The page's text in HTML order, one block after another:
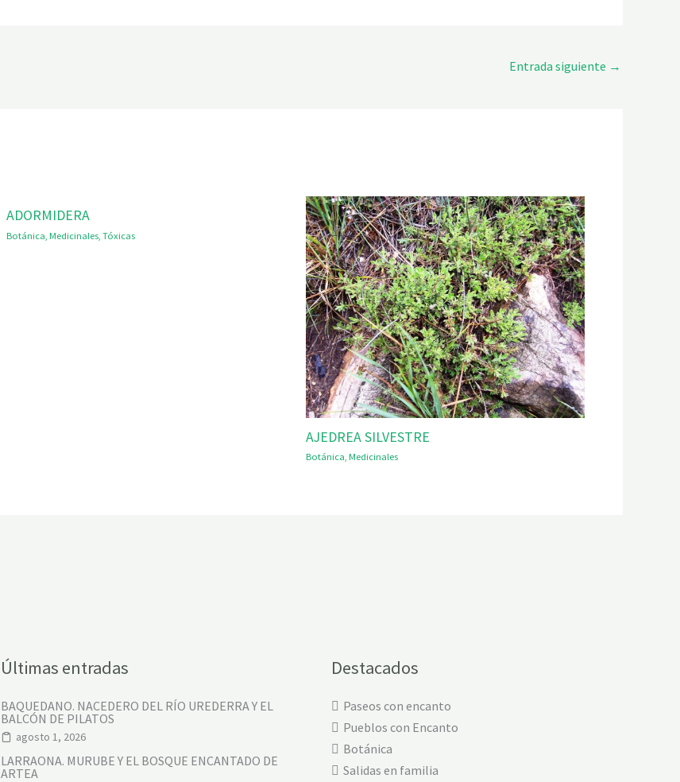
Entrada siguiente →
ADORMIDERA
Botánica ,Medicinales ,Tóxicas
AJEDREA SILVESTRE
Botánica Medicinales
Últimas entradas
BAQUEDANO. NACEDERO DEL RÍO UREDERRA Y EL
BALCÓN DE PILATOS
agosto 1, 2026
LARRAONA. MURUBE Y EL BOSQUE ENCANTADO DE
ARTEA
Destacados
Paseos con encanto
Pueblos con Encanto
Botánica
Salidas en familia